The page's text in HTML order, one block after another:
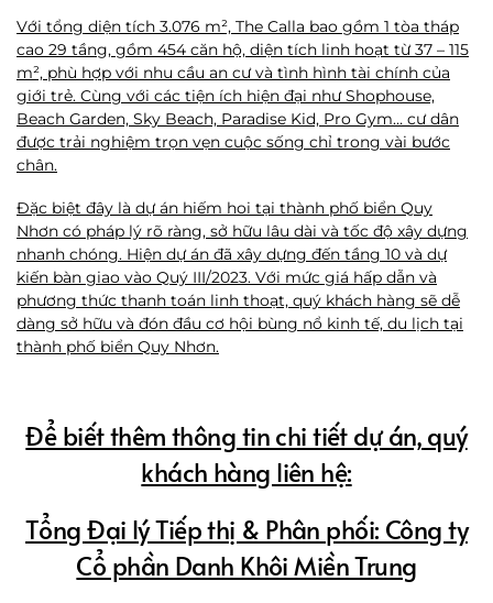
Với tổng diện tích 3.076 m², The Calla bao gồm 1 tòa tháp
cao 29 tầng, gồm 454 căn hộ, diện tích linh hoạt từ 37 – 115
m², phù hợp với nhu cầu an cư và tình hình tài chính của
giới trẻ. Cùng với các tiện ích hiện đại như Shophouse,
Beach Garden, Sky Beach, Paradise Kid, Pro Gym… cư dân
được trải nghiệm trọn vẹn cuộc sống chỉ trong vài bước
chân.
Đặc biệt đây là dự án hiếm hoi tại thành phố biển Quy
Nhơn có pháp lý rõ ràng, sở hữu lâu dài và tốc độ xây dựng
nhanh chóng. Hiện dự án đã xây dựng đến tầng 10 và dự
kiến bàn giao vào Quý III/2023. Với mức giá hấp dẫn và
phương thức thanh toán linh thoạt, quý khách hàng sẽ dễ
dàng sở hữu và đón đầu cơ hội bùng nổ kinh tế, du lịch tại
thành phố biển Quy Nhơn.
Để biết thêm thông tin chi tiết dự án, quý
khách hàng liên hệ:
Tổng Đại lý Tiếp thị & Phân phối: Công ty
Cổ phần Danh Khôi Miền Trung